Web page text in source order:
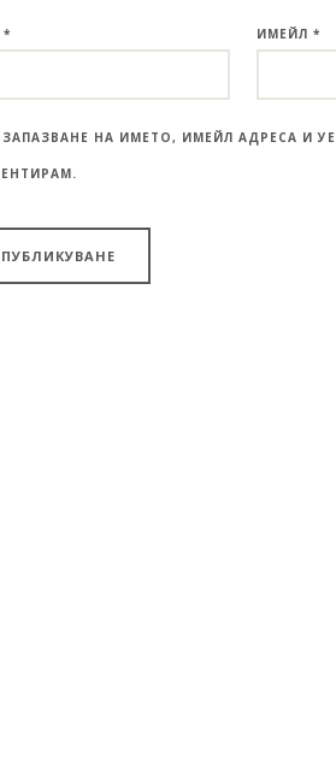
* ИМЕЙЛ*
ЗАПАЗВАНЕ НА ИМЕТО, ИМЕЙЛ АДРЕСА И